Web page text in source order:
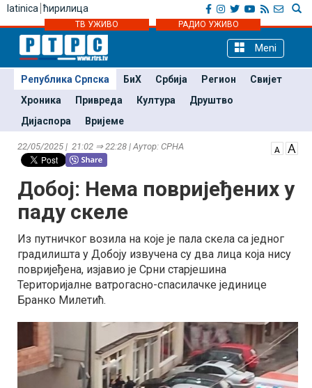
latinica ћирилица
ТВ УЖИВО РАДИО УЖИВО
Meni
Република Српска БиХ Србија Регион
Свијет
Хроника
Привреда Култура
Друштво
Дијаспора
Вријеме
22/05/2025 | 21:02 ⇒ 22:28 | Аутор: СРНА
Добој: Нема повријеђених у
паду скеле
Из путничког возила на које је пала скела са једног
градилишта у Добоју извучена су два лица која нису
повријеђена, изјавио је Срни старјешина
Територијалне ватрогасно-спасилачке јединице
Бранко Милетић.